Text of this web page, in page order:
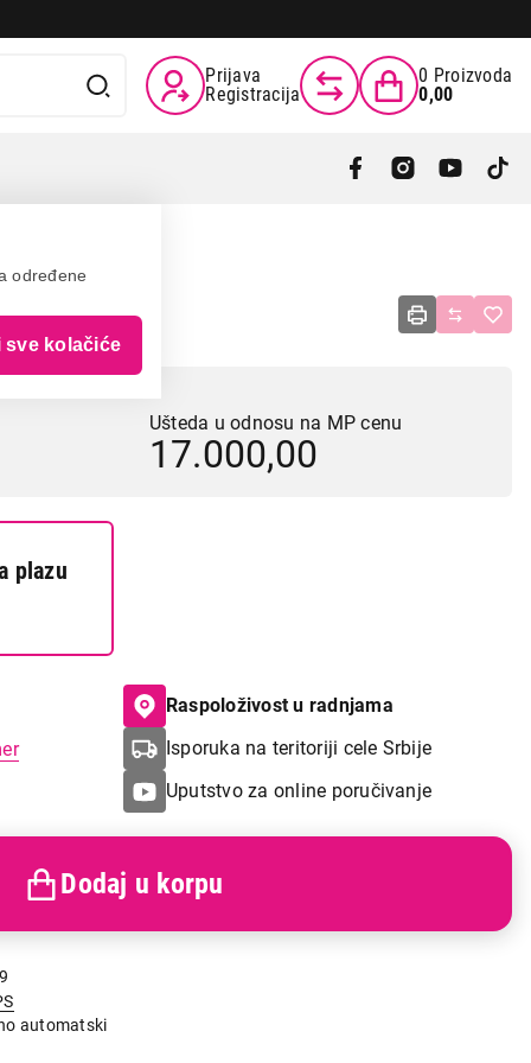
određene
sve kolačiće
Prijava
Registracija
0 Proizvoda
0,00
Ušteda u odnosu na MP cenu
17.000,00
plazu
Raspoloživost u radnjama
Isporuka na teritoriji cele Srbije
Uputstvo za online poručivanje
automatski
Dodaj u korpu